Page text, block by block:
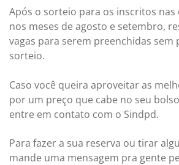
Após o sorteio para os inscritos nas
nos meses de agosto e setembro,
vagas para serem preenchidas sem
sorteio.
Caso você queira aproveitar as
por um preço que cabe no seu
entre em contato com o Sindpd.
Para fazer a sua reserva ou tirar
mande uma mensagem pra gente